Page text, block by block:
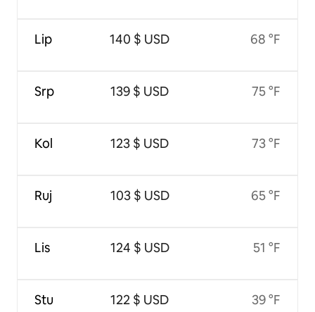
Lip
Srp
Kol
Ruj
Lis
Stu
140 $ USD
139 $ USD
123 $ USD
103 $ USD
124 $ USD
122 $ USD
68 °F
75 °F
73 °F
65 °F
51 °F
39 °F